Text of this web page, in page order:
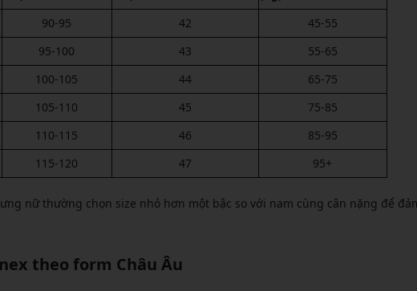
90-95 42
45-55
95-100 43
55-65
100-105 44
65-75
105-110 45
75-85
110-115 46
85-95
115-120 47 95+
nữ thường chọn size nhỏ hơn một bậc so với nam cùng cân nặng để
theo form Châu Âu